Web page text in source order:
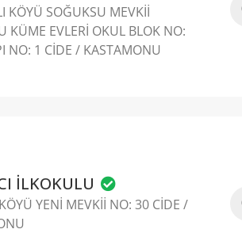
KÖYÜ SOĞUKSU MEVKİİ
KÜME EVLERİ OKUL BLOK NO:
NO: 1 CİDE / KASTAMONU
İLKOKULU
YENİ MEVKİİ NO: 30 CİDE /